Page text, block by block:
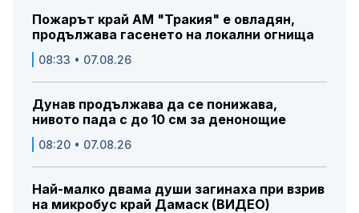
Пожарът край АМ "Тракия" е овладян,
продължава гасенето на локални огнища
08:33 • 07.08.26
Дунав продължава да се понижава,
нивото пада с до 10 см за денонощие
08:20 • 07.08.26
Най-малко двама души загинаха при взрив
на микробус край Дамаск (ВИДЕО)